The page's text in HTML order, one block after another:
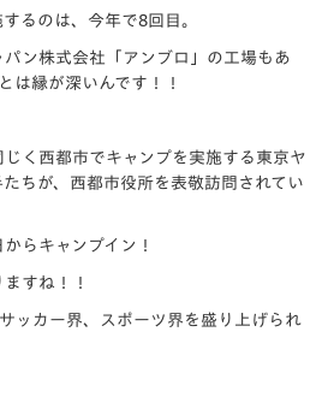
るのは、今年で8回目。
ン株式会社「アンブロ」の工場もあ
は縁が深いんです！！
じく西都市でキャンプを実施する東京ヤ
たちが、西都市役所を表敬訪問されてい
らキャンプイン！
すね！！
ッカー界、
スポーツ界を盛り上げられ